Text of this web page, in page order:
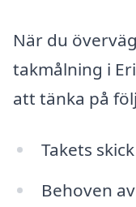
När du
takmålning i
att tänka på
Takets
Behoven